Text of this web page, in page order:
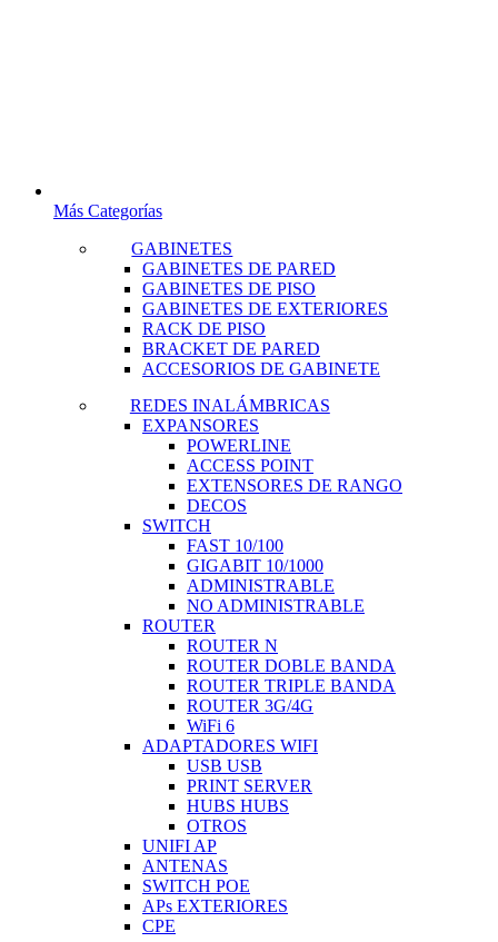
Más Categorías
GABINETES
GABINETES DE PARED
GABINETES DE PISO
GABINETES DE EXTERIORES
RACK DE PISO
BRACKET DE PARED
ACCESORIOS DE GABINETE
REDES INALÁMBRICAS
EXPANSORES
POWERLINE
ACCESS POINT
EXTENSORES DE RANGO
DECOS
SWITCH
FAST 10/100
GIGABIT 10/1000
ADMINISTRABLE
NO ADMINISTRABLE
ROUTER
ROUTER N
ROUTER DOBLE BANDA
ROUTER TRIPLE BANDA
ROUTER 3G/4G
WiFi 6
ADAPTADORES WIFI
USB USB
PRINT SERVER
HUBS HUBS
OTROS
UNIFI AP
ANTENAS
SWITCH POE
APs EXTERIORES
CPE